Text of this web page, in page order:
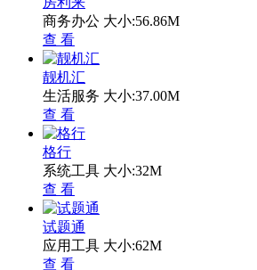
商务办公 大小:56.86M
查 看
靓机汇
生活服务 大小:37.00M
查 看
格行
系统工具 大小:32M
查 看
试题通
应用工具 大小:62M
查 看